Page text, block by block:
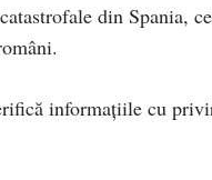
din Spania,
informațiile cu